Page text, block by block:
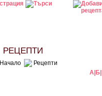
РЕЦЕПТИ
Начало
Рецепти
А Б